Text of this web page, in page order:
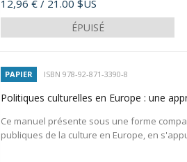
12,96 € / 21.00 $US
ÉPUISÉ
PAPIER ISBN 978-92-871-3390-8
Politiques culturelles en Europe : une
Ce manuel présente sous une forme
publiques de la culture en Europe, en